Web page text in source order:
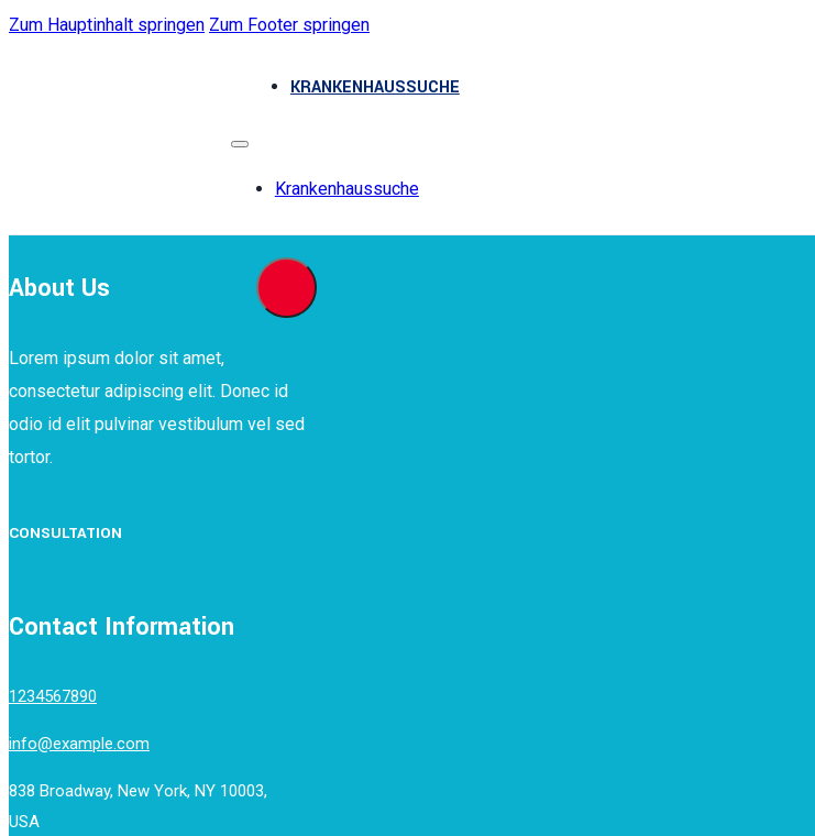
Zum Hauptinhalt springen Zum Footer springen
KRANKENHAUSSUCHE
Krankenhaussuche
About Us
Lorem ipsum dolor sit amet,
consectetur adipiscing elit. Donec id
odio id elit pulvinar vestibulum vel sed
tortor.
CONSULTATION
Contact Information
1234567890
info@example.com
838 Broadway, New York, NY 10003,
USA